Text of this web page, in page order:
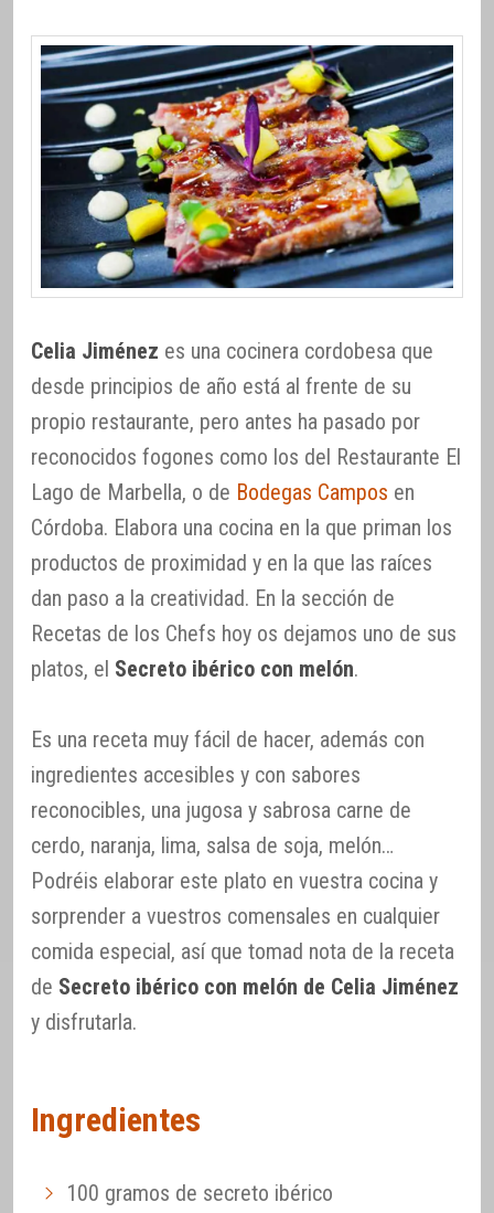
Celia Jiménez es una cocinera cordobesa que
desde principios de año está al frente de su
propio restaurante, pero antes ha pasado por
reconocidos fogones como los del Restaurante El
Lago de Marbella, o de Bodegas Campos en
Córdoba. Elabora una cocina en la que priman los
productos de proximidad y en la que las raíces
dan paso a la creatividad. En la sección de
Recetas de los Chefs hoy os dejamos uno de sus
platos, el Secreto ibérico con melón.
Es una receta muy fácil de hacer, además con
ingredientes accesibles y con sabores
reconocibles, una jugosa y sabrosa carne de
cerdo, naranja, lima, salsa de soja, melón…
Podréis elaborar este plato en vuestra cocina y
sorprender a vuestros comensales en cualquier
comida especial, así que tomad nota de la receta
de Secreto ibérico con melón de Celia Jiménez
y disfrutarla.
Ingredientes
100 gramos de secreto ibérico